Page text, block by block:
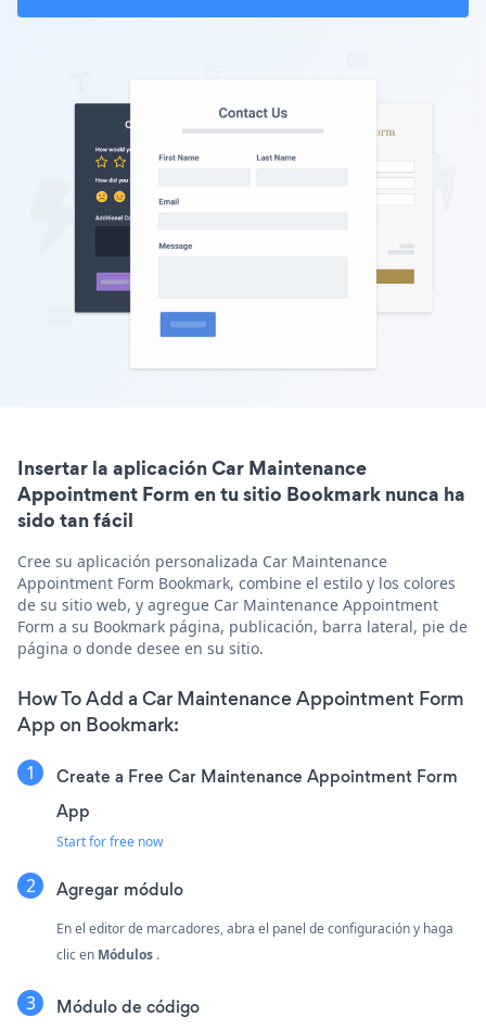
Insertar la aplicación Car Maintenance
Appointment Form en tu sitio Bookmark nunca ha
sido tan fácil
Cree su aplicación personalizada Car Maintenance
Appointment Form Bookmark, combine el estilo y los colores
de su sitio web, y agregue Car Maintenance Appointment
Form a su Bookmark página, publicación, barra lateral, pie de
página o donde desee en su sitio.
How To Add a Car Maintenance Appointment Form
App on Bookmark:
Create a Free Car Maintenance Appointment Form
App
Start for free now
Agregar módulo
En el editor de marcadores, abra el panel de configuración y haga
clic en Módulos .
Módulo de código